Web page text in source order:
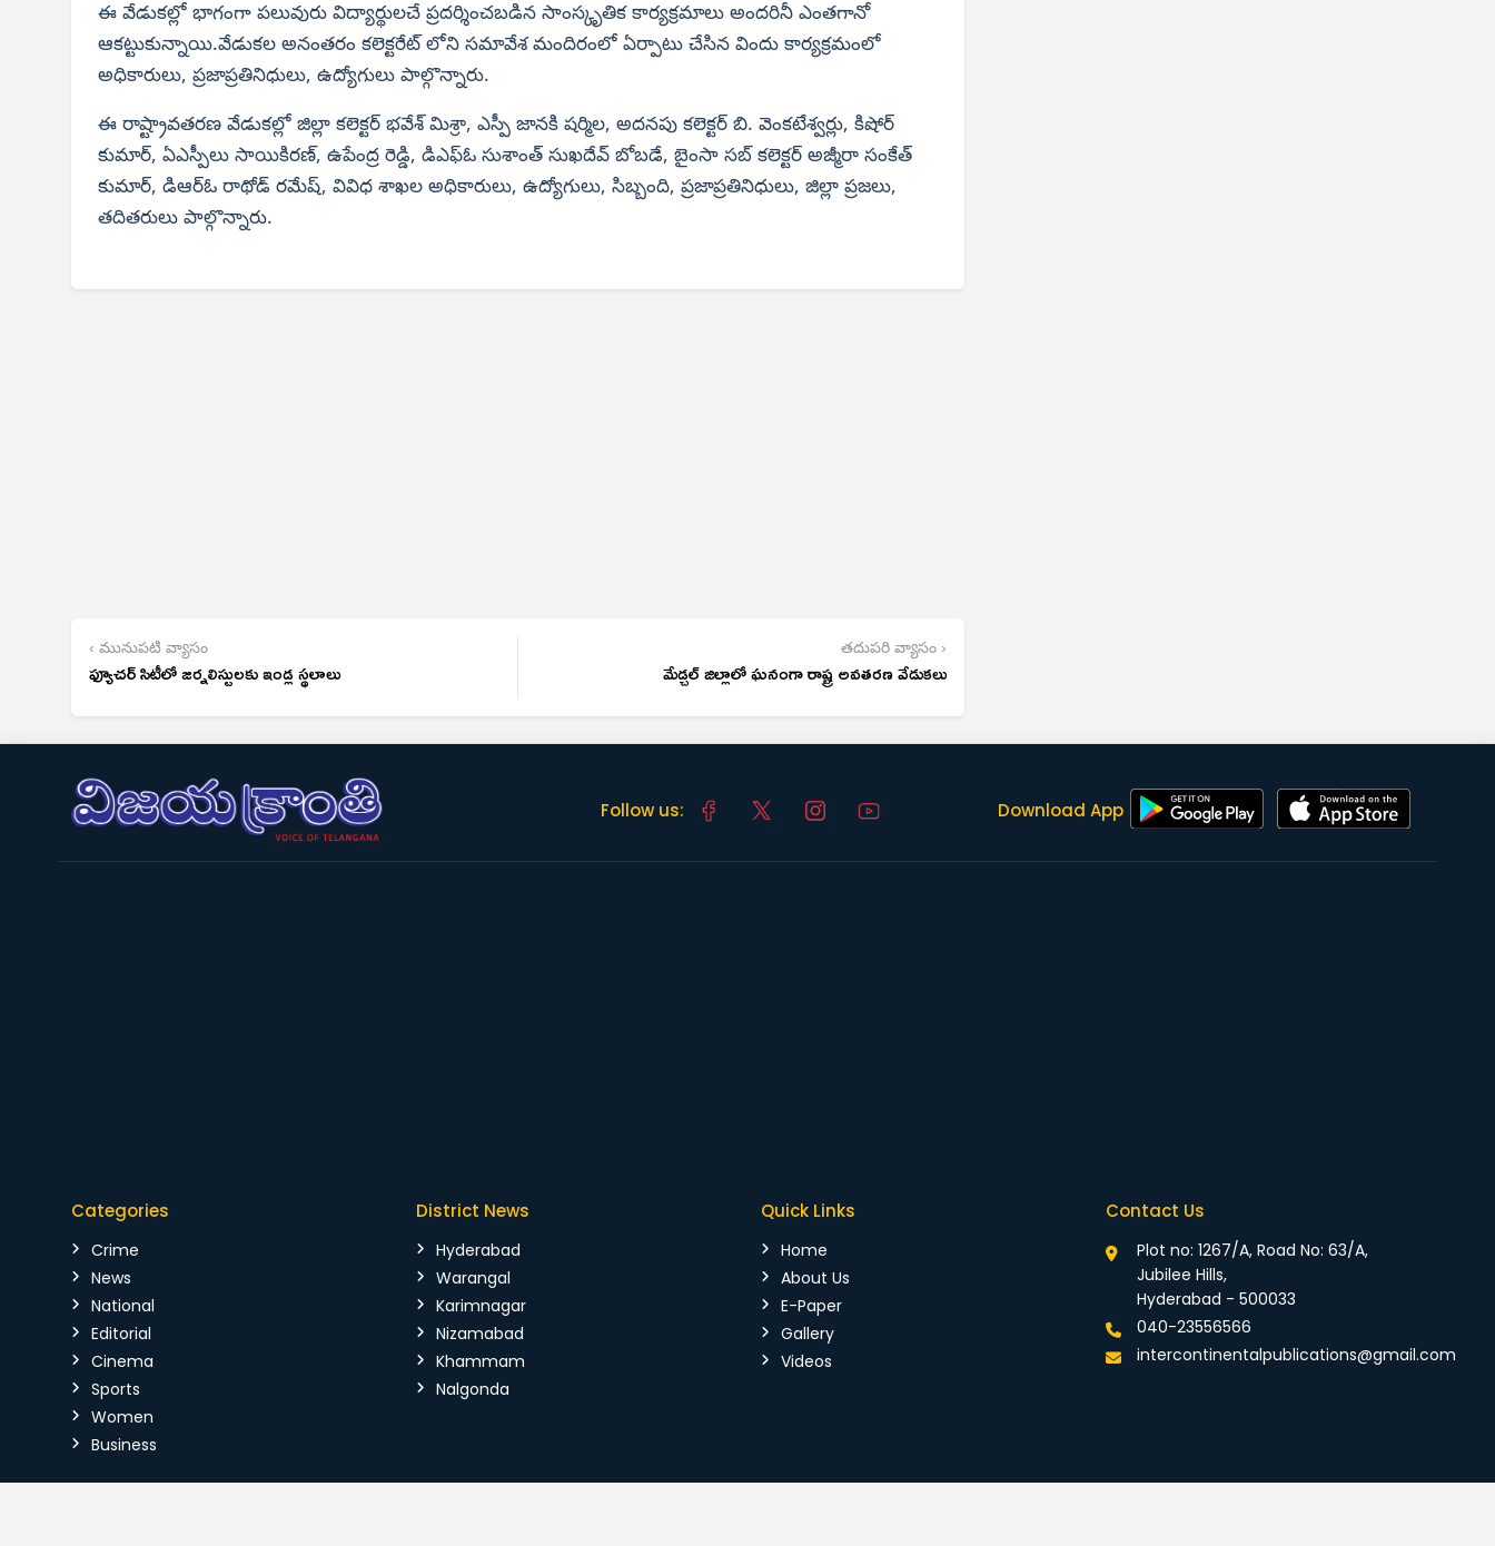
ఈ వేడుకల్లో భాగంగా పలువురు విద్యార్థులచే ప్రదర్శించబడిన సాంస్కృతిక కార్యక్రమాలు అందరినీ ఎంతగానో
ఆకట్టుకున్నాయి.వేడుకల అనంతరం కలెక్టరేట్ లోని సమావేశ మందిరంలో ఏర్పాటు చేసిన విందు కార్యక్రమంలో
అధికారులు, ప్రజాప్రతినిధులు, ఉద్యోగులు పాల్గొన్నారు.
ఈ రాష్ట్రావతరణ వేడుకల్లో జిల్లా కలెక్టర్ భవేశ్ మిశ్రా, ఎస్పీ జానకి షర్మిల, అదనపు కలెక్టర్ బి. వెంకటేశ్వర్లు, కిషోర్
కుమార్, ఏఎస్పీలు సాయికిరణ్, ఉపేంద్ర రెడ్డి, డిఎఫ్‌ఓ సుశాంత్ సుఖదేవ్ బోబడే, బైంసా సబ్ కలెక్టర్ అజ్మీరా సంకేత్
కుమార్, డిఆర్‌ఓ రాథోడ్ రమేష్, వివిధ శాఖల అధికారులు, ఉద్యోగులు, సిబ్బంది, ప్రజాప్రతినిధులు, జిల్లా ప్రజలు,
తదితరులు పాల్గొన్నారు.
‹ మునుపటి వ్యాసం
ఫ్యూచర్ సిటీలో జర్నలిస్టులకు ఇండ్ల స్థలాలు
తదుపరి వ్యాసం ›
మేడ్చల్ జిల్లాలో ఘనంగా రాష్ట్ర అవతరణ వేడుకలు
Follow us: Download App
Categories
Crime
News
National
Editorial
Cinema
Sports
Women
Business
District News
Hyderabad
Warangal
Karimnagar
Nizamabad
Khammam
Nalgonda
Quick Links
Home
About Us
E-Paper
Gallery
Videos
Contact Us
Plot no: 1267/A, Road No: 63/A,
Jubilee Hills,
Hyderabad - 500033
040-23556566
intercontinentalpublications@gmail.com